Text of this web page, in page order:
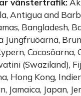
vänstertrafik:
Antigua and
Bangladesh,
Jungfruöarna,
Cocosöarna,
(Swaziland),
Hong Kong,
Jamaica, Japan,